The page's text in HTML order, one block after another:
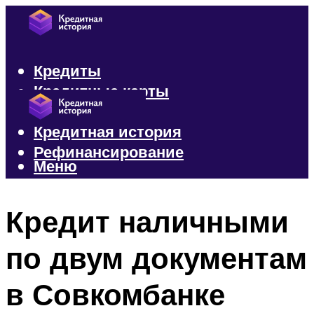
Кредиты
Кредитные карты
Микрозаймы
Кредитная история
Рефинансирование
Меню
Кредит наличными
по двум документам
в Совкомбанке